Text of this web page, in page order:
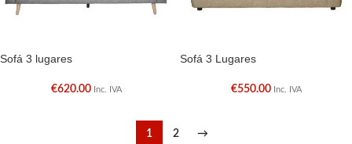
Sofá 3 lugares
€620.00 Inc. IVA
Sofá 3 Lugares
€550.00 Inc. IVA
1 2 →